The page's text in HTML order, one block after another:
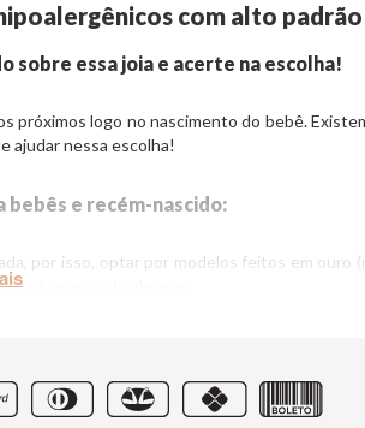
com alto
sobre essa joia e acerte na escolha!
logo no nascimento do bebê.
ajudar nessa escolha!
bebês e recém-nascido:
por isso, optar por modelos feitos em ouro
de alergias.
um brinco infantil que esteja em harmonia